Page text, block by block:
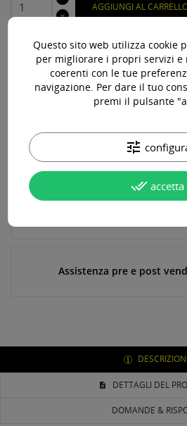
AGGIUNGI AL
Acquista 119,00 € (iva incl.) di
spedizione gratuita!
Paga online, alla
Assistenza pre e post
DETTAGLI DEL
DOMANDE &
Questo sito web utilizza cookie
per migliorare i propri servizi
coerenti con le tue
navigazione. Per dare il tuo
premi il pulsante
tune
done_all accetta